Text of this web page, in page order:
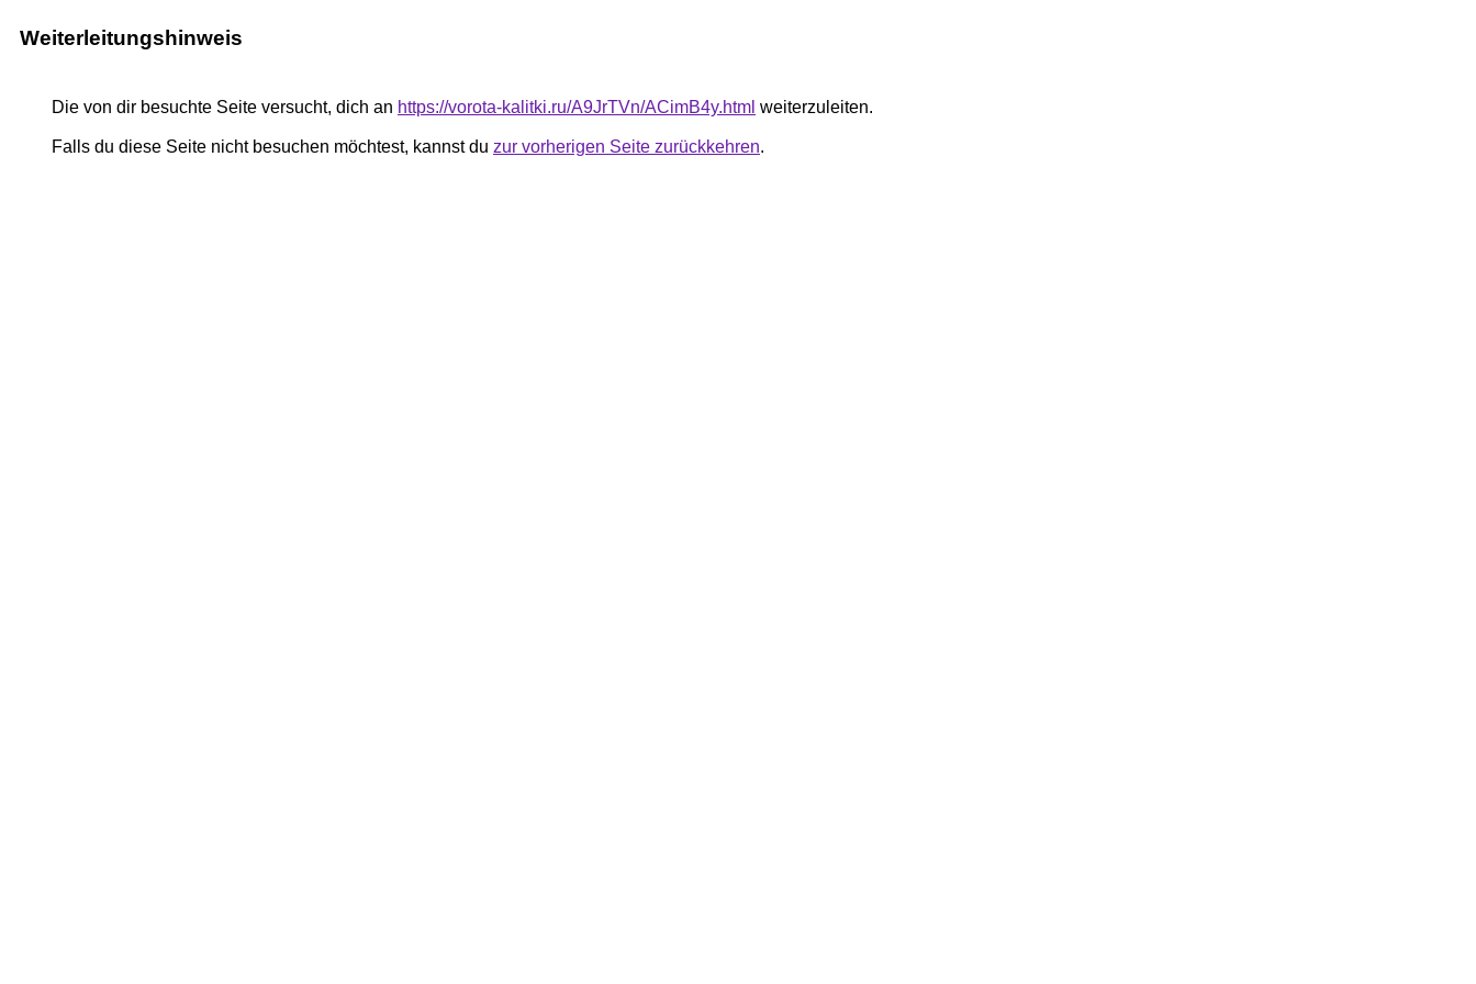
Weiterleitungshinweis
Die von dir besuchte Seite versucht, dich an https://vorota-kalitki.ru/A9JrTVn/ACimB4y.html weiterzuleiten.
Falls du diese Seite nicht besuchen möchtest, kannst du zur vorherigen Seite zurückkehren.